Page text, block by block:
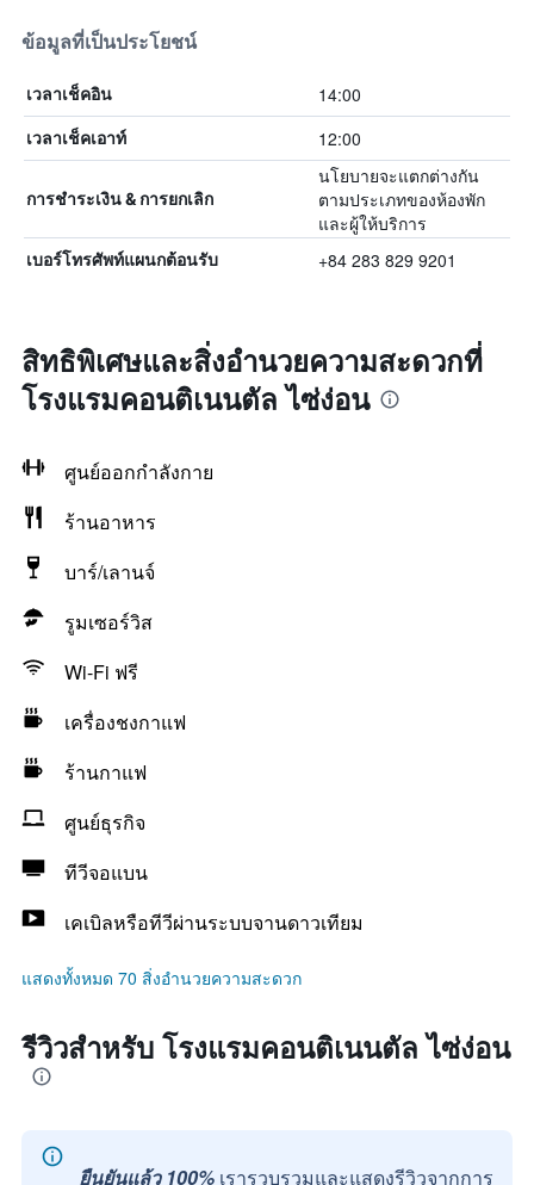
ข้อมูลที่เป็นประโยชน์
เวลาเช็คอิน 14:00
เวลาเช็คเอาท์ 12:00
การชำระเงิน & การยกเลิก
นโยบายจะแตกต่างกัน
ตามประเภทของห้องพัก
และผู้ให้บริการ
เบอร์โทรศัพท์แผนกต้อนรับ +84 283 829 9201
สิทธิพิเศษและสิ่งอำนวยความสะดวกที่
โรงแรมคอนติเนนตัล ไซ่ง่อน
ศูนย์ออกกำลังกาย
ร้านอาหาร
บาร์/เลานจ์
รูมเซอร์วิส
Wi-Fi ฟรี
เครื่องชงกาแฟ
ร้านกาแฟ
ศูนย์ธุรกิจ
ทีวีจอแบน
เคเบิลหรือทีวีผ่านระบบจานดาวเทียม
แสดงทั้งหมด 70 สิ่งอำนวยความสะดวก
รีวิวสำหรับ โรงแรมคอนติเนนตัล ไซ่ง่อน
ยืนยันแล้ว 100% เรารวบรวมและแสดงรีวิวจากการ